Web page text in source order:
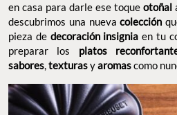
en casa para darle ese toque otoñal
descubrimos una nuevacolección
pieza de decoración insignia en tu
preparar los platos
sabores,texturasyaromascomo